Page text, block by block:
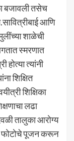
बजावली तसेच
आणि
शाळेची
स्मरणात
त्यांनी
शिक्षित
शिक्षिका
लढा
तालुका आरोग्य
फोटोचे पूजन करून